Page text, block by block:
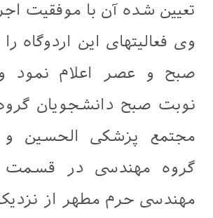
تعیین شده آن با موفقیت
وی فعالیتهای این اردوگاه
صبح و عصر اعلام نمود
نوبت صبح دانشجویان
مجتمع پزشکی الحسین و
گروه مهندسی در قسمت
مهندسی حرم مطهر از